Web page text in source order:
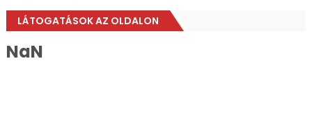
LÁTOGATÁSOK AZ OLDALON
NaN